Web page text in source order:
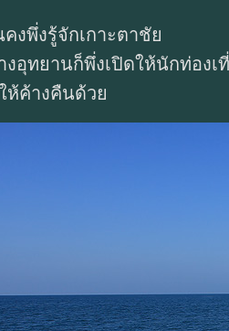
งพึ่งรู้จักเกาะตาชัย
งอุทยานก็พึ่งเปิดให้นักท่อง
ห้ค้างคืนด้วย